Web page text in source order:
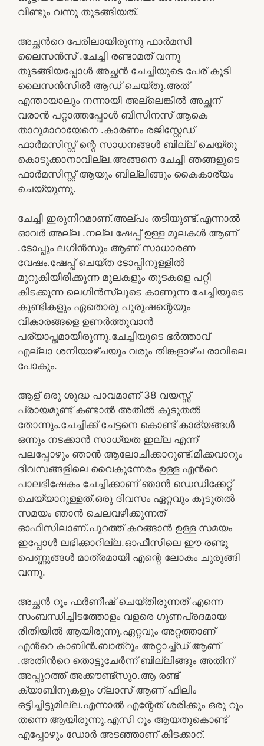
വീണ്ടും വന്നു തുടങ്ങിയത്.
അച്ഛൻറെ പേരിലായിരുന്നു ഫാർമസി
ലൈസൻസ് .ചേച്ചി രണ്ടാമത് വന്നു
തുടങ്ങിയപ്പോൾ അച്ഛൻ ചേച്ചിയുടെ പേര് കൂടി
ലൈസൻസിൽ ആഡ് ചെയ്തു.അത്
എന്തായാലും നന്നായി അല്ലെങ്കിൽ അച്ഛന്
വരാൻ പറ്റാത്തപ്പോൾ ബിസിനസ് ആകെ
താറുമാറായേനെ .കാരണം രജിസ്റ്റേഡ്
ഫാർമസിസ്റ്റ് ന്റെ സാധനങ്ങൾ ബില്ല് ചെയ്തു
കൊടുക്കാനാവില്ല.അങ്ങനെ ചേച്ചി ഞങ്ങളുടെ
ഫാർമസിസ്റ്റ് ആയും ബില്ലിങ്ങും കൈകാര്യം
ചെയ്യുന്നു.
ചേച്ചി ഇരുനിറമാണ്.അല്പം തടിയുണ്ട്.എന്നാൽ
ഓവർ അല്ല .നല്ല ഷേപ്പ് ഉള്ള മുലകൾ ആണ്
.ടോപ്പും ലഗിൻസും ആണ് സാധാരണ
വേഷം.ഷേപ്പ് ചെയ്ത ടോപ്പിനുള്ളിൽ
മുറുകിയിരിക്കുന്ന മുലകളും തുടകളെ പറ്റി
കിടക്കുന്ന ലെഗിൻസ്ലൂടെ കാണുന്ന ചേച്ചിയുടെ
കുണ്ടികളും ഏതൊരു പുരുഷന്റെയും
വികാരങ്ങളെ ഉണർത്തുവാൻ
പര്യാപ്തമായിരുന്നു.ചേച്ചിയുടെ ഭർത്താവ്
എല്ലാ ശനിയാഴ്ചയും വരും തിങ്കളാഴ്ച രാവിലെ
പോകും.
ആള് ഒരു ശുദ്ധ പാവമാണ് 38 വയസ്സ്
പ്രായമുണ്ട് കണ്ടാൽ അതിൽ കൂടുതൽ
തോന്നും.ചേച്ചിക്ക് ചേട്ടനെ കൊണ്ട് കാര്യങ്ങൾ
ഒന്നും നടക്കാൻ സാധ്യത ഇല്ല എന്ന്
പലപ്പോഴും ഞാൻ ആലോചിക്കാറുണ്ട്.മിക്കവാറും
ദിവസങ്ങളിലെ വൈകുന്നേരം ഉള്ള എൻറെ
പാലഭിഷേകം ചേച്ചിക്കാണ് ഞാൻ ഡെഡിക്കേറ്റ്
ചെയ്യാറുള്ളത്.ഒരു ദിവസം ഏറ്റവും കൂടുതൽ
സമയം ഞാൻ ചെലവഴിക്കുന്നത്
ഓഫീസിലാണ്.പുറത്ത് കറങ്ങാൻ ഉള്ള സമയം
ഇപ്പോൾ ലഭിക്കാറില്ല.ഓഫീസിലെ ഈ രണ്ടു
പെണ്ണുങ്ങൾ മാത്രമായി എന്റെ ലോകം ചുരുങ്ങി
വന്നു.
അച്ഛൻ റൂം ഫർണീഷ് ചെയ്തിരുന്നത് എന്നെ
സംബന്ധിച്ചിടത്തോളം വളരെ ഗുണപ്രദമായ
രീതിയിൽ ആയിരുന്നു.ഏറ്റവും അറ്റത്താണ്
എൻറെ കാബിൻ.ബാത്റൂം അറ്റാച്ച്ഡ് ആണ്
.അതിൻറെ തൊട്ടുചേർന്ന് ബില്ലിങ്ങും അതിന്
അപ്പുറത്ത് അക്കൗണ്ട്സുo.ആ രണ്ട്
ക്യാബിനുകളും ഗ്ലാസ് ആണ് ഫിലിം
ഒട്ടിച്ചിട്ടുമില്ല.എന്നാൽ എന്റേത് ശരിക്കും ഒരു റൂം
തന്നെ ആയിരുന്നു.എസി റൂം ആയതുകൊണ്ട്
എപ്പോഴും ഡോർ അടഞ്ഞാണ് കിടക്കാറ്.